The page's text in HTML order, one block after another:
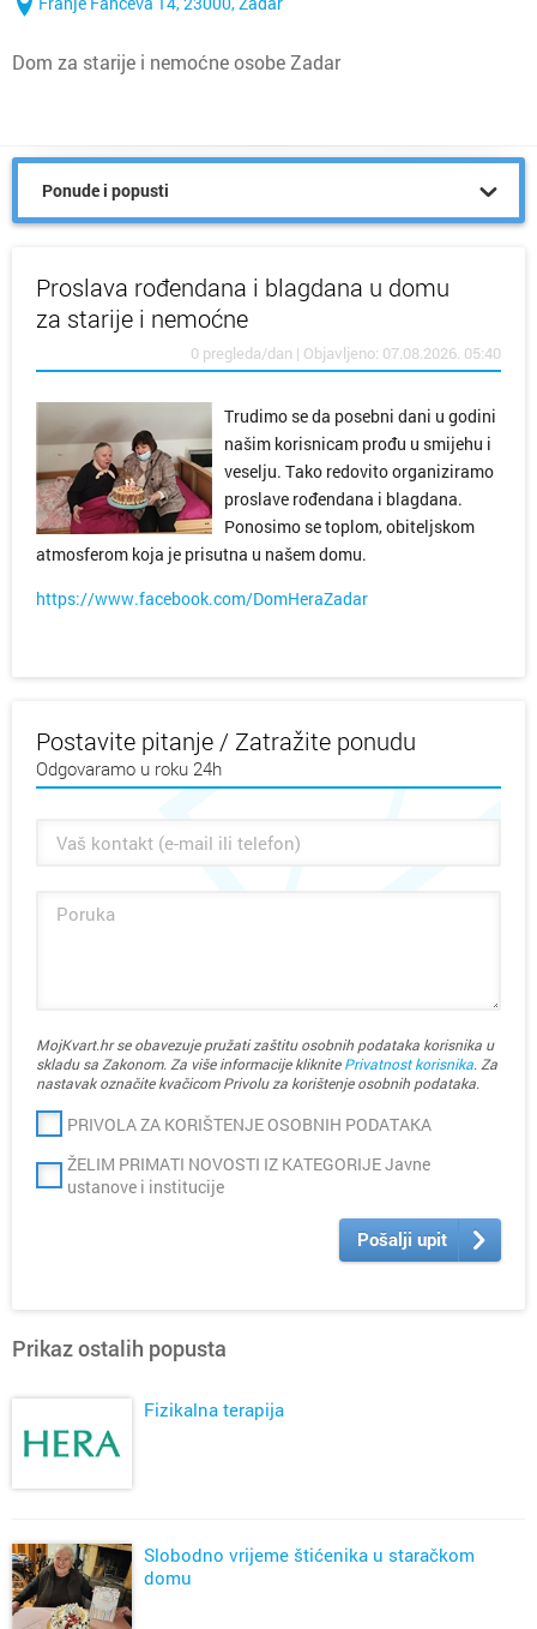
Dom za starije i nemoćne osobe Zadar
Ponude i popusti
Proslava rođendana i blagdana u domu
za starije i nemoćne
0 pregleda/dan | Objavljeno: 07.08.2026. 05:40
Trudimo se da posebni dani u godini
našim korisnicam prođu u smijehu i
veselju. Tako redovito organiziramo
proslave rođendana i blagdana.
Ponosimo se toplom, obiteljskom
atmosferom koja je prisutna u našem domu.
https://www.facebook.com/DomHeraZadar
Postavite pitanje / Zatražite ponudu
Odgovaramo u roku 24h
MojKvart.hr se obavezuje pružati zaštitu osobnih podataka korisnika u
skladu sa Zakonom. Za više informacije kliknitePrivatnost korisnika. Za
nastavak označite kvačicom Privolu za korištenje osobnih podataka.
PRIVOLA ZA KORIŠTENJE OSOBNIH PODATAKA
ŽELIM PRIMATI NOVOSTI IZ KATEGORIJE Javne
ustanove i institucije
Pošalji upit
Prikaz ostalih popusta
Fizikalna terapija
Slobodno vrijeme štićenika u staračkom
domu